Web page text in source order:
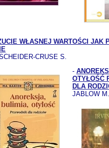
WŁASNEJ WARTOŚCI JAK
CRUSE S.
-
OTYŁOŚĆ
DLA
JABLOW